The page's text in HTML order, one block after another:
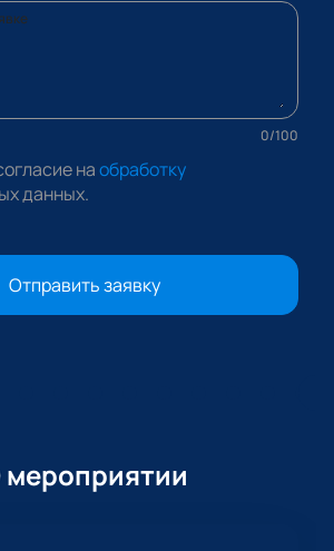
0/100
наобработку
данных.
Отправить заявку